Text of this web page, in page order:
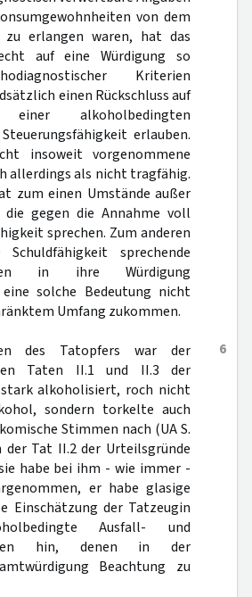
von dem
erlangen waren, hat das
auf eine Würdigung so
Kriterien
einen Rückschluss auf
alkoholbedingten
erlauben.
insoweit vorgenommene
allerdings als nicht tragfähig.
zum einen Umstände außer
die gegen die Annahme voll
sprechen. Zum anderen
sprechende
in ihre Würdigung
solche Bedeutung nicht
Umfang zukommen.
6
des Tatopfers war der
Taten II.1 und II.3 der
alkoholisiert, roch nicht
sondern torkelte auch
Stimmen nach (UA S.
der Tat II.2 der Urteilsgründe
habe bei ihm - wie immer -
er habe glasige
Einschätzung der Tatzeugin
Ausfall- und
hin, denen in der
Beachtung zu